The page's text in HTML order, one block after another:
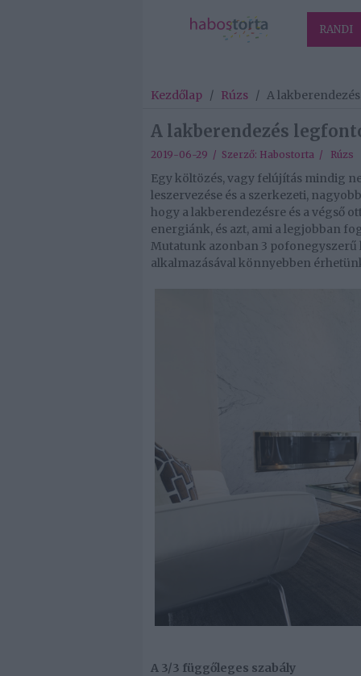
RANDI
Kezdőlap / Rúzs / A
A lakberendezés
2019-06-29 / Szerző: Habostorta / Rúzs
Egy költözés, vagy felújítás mindig
leszervezése és a szerkezeti,
hogy a lakberendezésre és a végső
energiánk, és azt, ami a legjobban
Mutatunk azonban 3 pofonegyszerű
alkalmazásával könnyebben
A 3/3 függőleges szabály